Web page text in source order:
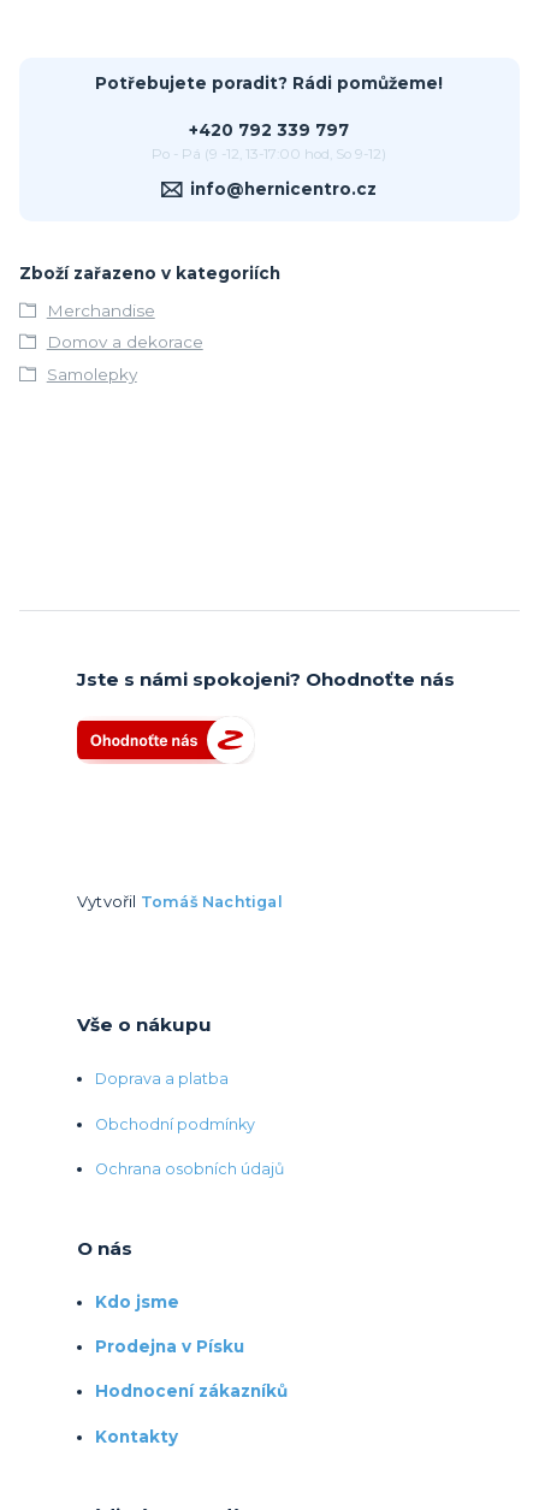
Potřebujete poradit? Rádi pomůžeme!
+420 792 339 797
Po - Pá (9 -12, 13-17:00 hod, So 9-12)
info@hernicentro.cz
Zboží zařazeno v kategoriích
Merchandise
Domov a dekorace
Samolepky
Jste s námi spokojeni? Ohodnoťte nás
Vytvořil Tomáš Nachtigal
Vše o nákupu
Doprava a platba
Obchodní podmínky
Ochrana osobních údajů
O nás
Kdo jsme
Prodejna v Písku
Hodnocení zákazníků
Kontakty